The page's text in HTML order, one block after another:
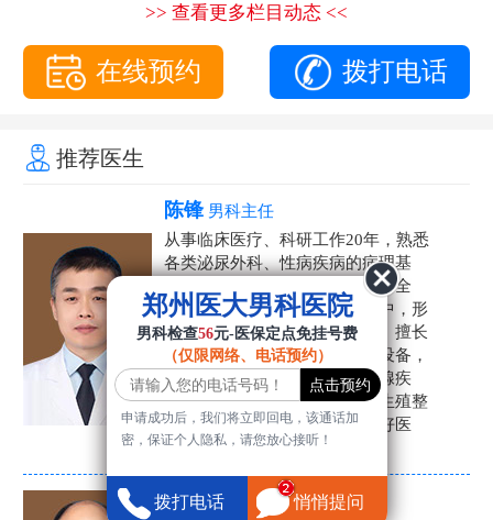
>> 查看更多栏目动态 <<
在线预约 拨打电话
推荐医生
陈锋 男科主任
从事临床医疗、科研工作20年，熟悉
各类泌尿外科、性病疾病的病理基
础，诊断治疗和临床操作，技术全
面。在男科疾病的诊断和诊疗中，形
成了一套独具特色的诊疗方案。擅长
运用国内外先进的医学技术和设备，
科学诊疗各类阳痿早泄、前列腺疾
病、射精障碍、性病、HPV、生殖整
形等疾病，是患者非常信赖的好医
生。
张营富
男科主任
郑州医大男科医院
男科检查56元-医保定点免挂号费
（仅限网络、电话预约）
申请成功后，我们将立即回电，该通话加
密，保证个人隐私，请您放心接听！
拨打电话 悄悄提问